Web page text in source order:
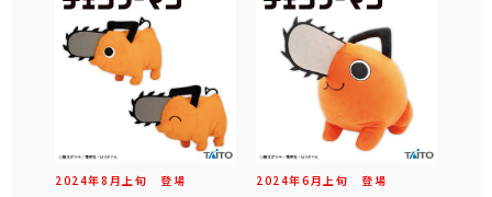
2024年8 月 上旬 登場 2024年6 月 上旬 登場